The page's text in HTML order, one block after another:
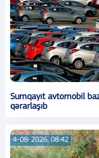
Sumqayıt avtomobil
qərarlaşıb
4-08-2026, 08:42